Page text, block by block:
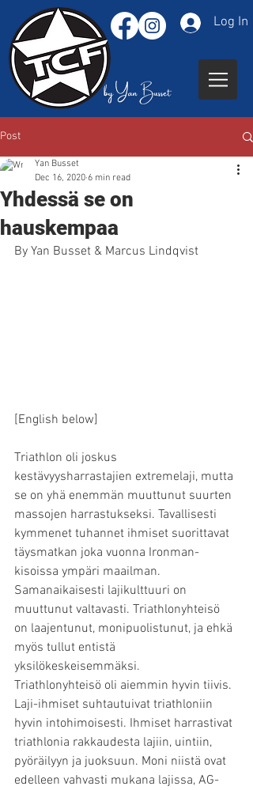
Log In
Post
Yhdessä se on
hauskempaa
Yan Busset
Dec 16, 2020 6 min read
By Yan Busset & Marcus Lindqvist
[English below]
Triathlon oli joskus
kestävyysharrastajien extremelaji, mutta
se on yhä enemmän muuttunut suurten
massojen harrastukseksi. Tavallisesti
kymmenet tuhannet ihmiset suorittavat
täysmatkan joka vuonna Ironman-
kisoissa ympäri maailman.
Samanaikaisesti lajikulttuuri on
muuttunut valtavasti. Triathlonyhteisö
on laajentunut, monipuolistunut, ja ehkä
myös tullut entistä
yksilökeskeisemmäksi.
Triathlonyhteisö oli aiemmin hyvin tiivis.
Laji-ihmiset suhtautuivat triathloniin
hyvin intohimoisesti. Ihmiset harrastivat
triathlonia rakkaudesta lajiin, uintiin,
pyöräilyyn ja juoksuun. Moni niistä ovat
edelleen vahvasti mukana lajissa, AG-